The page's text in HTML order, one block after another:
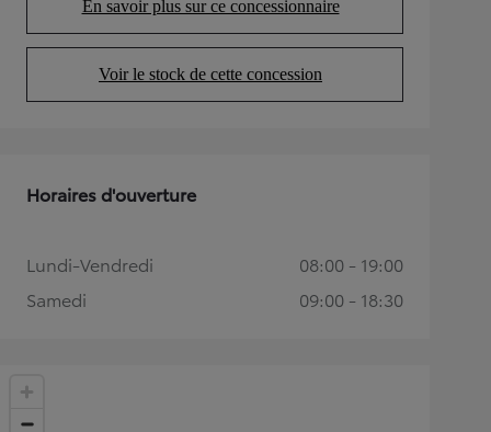
En savoir plus sur ce concessionnaire
(Opens in new tab)
Voir le stock de cette concession
(Opens in new tab)
Horaires d'ouverture
Lundi-Vendredi
08:00 - 19:00
Samedi
09:00 - 18:30